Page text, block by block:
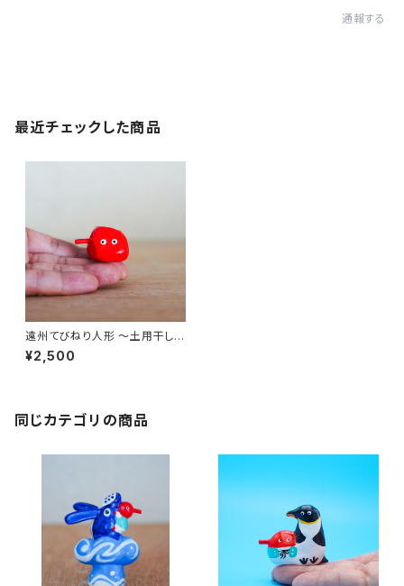
通報する
最近チェックした商品
遠州てびねり人形 〜土用干し〜
｜高さ約3cm
¥2,500
同じカテゴリの商品